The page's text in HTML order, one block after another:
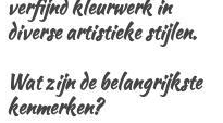
verfijnd kleurwerk in
diverse artistieke stijlen.
Wat zijn de belangrijkste
kenmerken?